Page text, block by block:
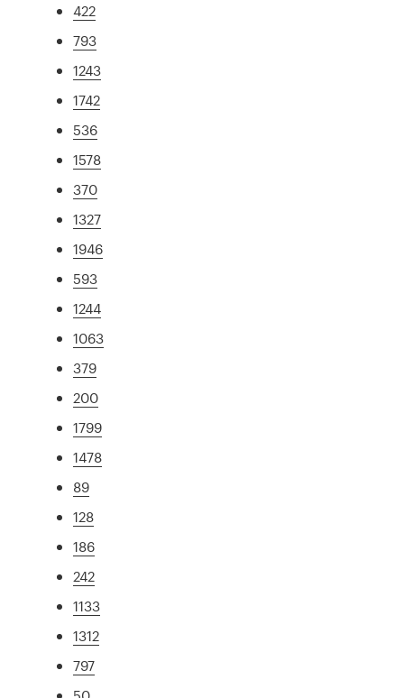
422
793
1243
1742
536
1578
370
1327
1946
593
1244
1063
379
200
1799
1478
89
128
186
242
1133
1312
797